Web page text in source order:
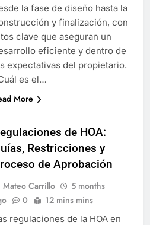
la fase de diseño hasta la
y finalización, con
clave que aseguran un
eficiente y dentro de
expectativas del propietario.
es el…
More
de HOA:
Restricciones y
de Aprobación
Mateo Carrillo
5 months
0 12 mins mins
regulaciones de la HOA en